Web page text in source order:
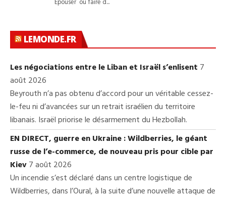
LEMONDE.FR
Les négociations entre le Liban et Israël s’enlisent 7
août 2026
Beyrouth n’a pas obtenu d’accord pour un véritable cessez-
le-feu ni d’avancées sur un retrait israélien du territoire
libanais. Israël priorise le désarmement du Hezbollah.
EN DIRECT, guerre en Ukraine : Wildberries, le géant
russe de l’e-commerce, de nouveau pris pour cible par
Kiev7 août 2026
Un incendie s’est déclaré dans un centre logistique de
Wildberries, dans l’Oural, à la suite d’une nouvelle attaque de